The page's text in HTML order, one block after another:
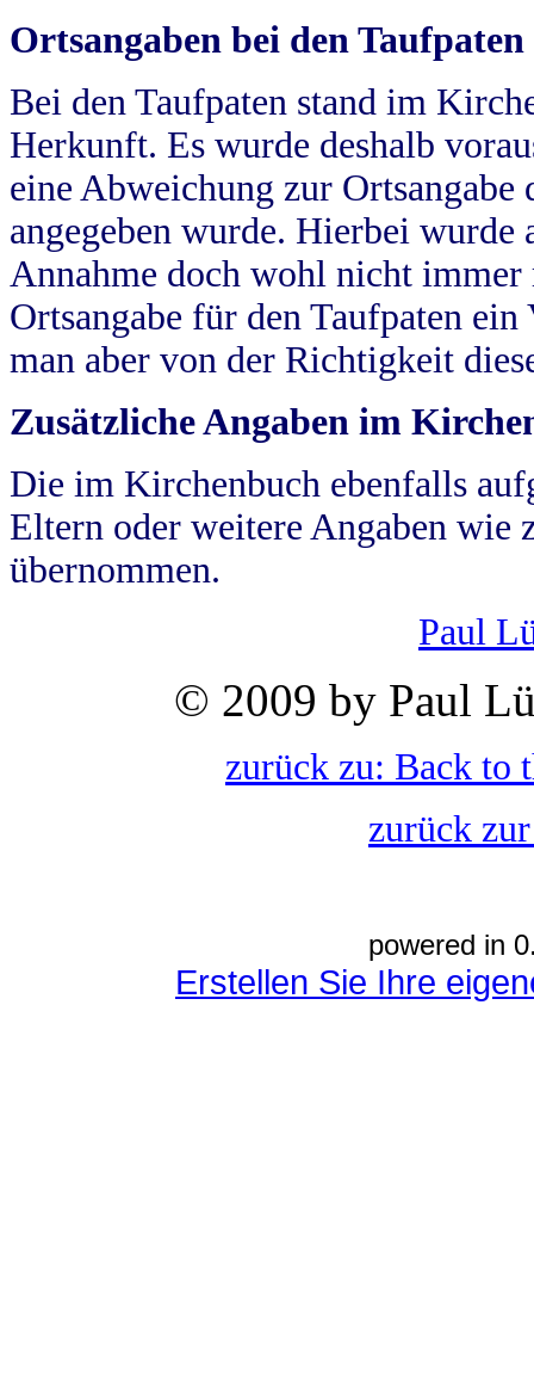
Ortsangaben bei den Taufpaten
Bei den Taufpaten stand im
Herkunft. Es wurde deshalb
eine Abweichung zur
angegeben wurde. Hierbei wurde
Annahme doch wohl nicht
Ortsangabe für den Taufpaten
man aber von der Richtigkeit
Zusätzliche Angaben im
Die im Kirchenbuch ebenfalls
Eltern oder weitere Angaben wie
übernommen.
Paul
© 2009 by Paul
zurück zu: Back to
zurück
powered in
Erstellen Sie Ihre